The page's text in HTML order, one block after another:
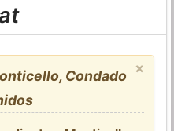
×
Condado